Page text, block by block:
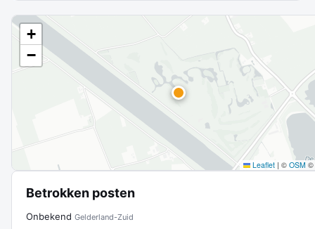
+
−
Leaflet | © OSM ©
Betrokken posten
Onbekend Gelderland-Zuid